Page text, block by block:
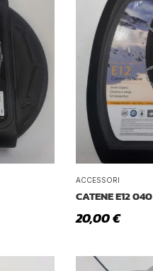
ACCESSORI
CATENE E12 040
20,00€